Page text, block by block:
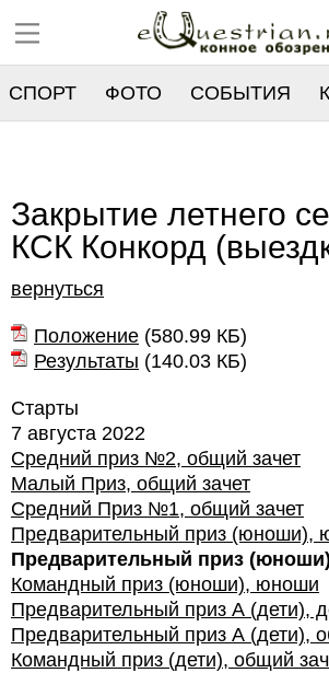
СПОРТ ФОТО СОБЫТИЯ
Закрытие летнего
КСК Конкорд
вернуться
Положение (580.99 КБ)
Результаты (140.03 КБ)
Старты
7 августа 2022
Средний приз №2, общий зачет
Малый Приз, общий зачет
Средний Приз №1, общий зачет
Предварительный приз (юноши),
Предварительный приз
Командный приз (юноши), юноши
Предварительный приз А (дети),
Предварительный приз А (дети),
Командный приз (дети), общий